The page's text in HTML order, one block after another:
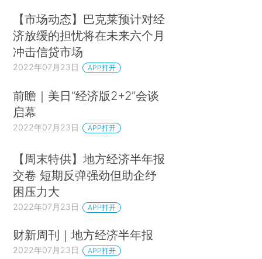
【市场动态】巴克莱预计对经
济放缓的担忧将在未来六个月
冲击信贷市场
2022年07月23日 APP打开
前瞻｜美日“经济版2+2”会谈
启幕
2022年07月23日 APP打开
【周末特供】地方经济半年报
交卷 短期反弹强劲但助企纾
困压力大
2022年07月23日 APP打开
财新周刊｜地方经济半年报
2022年07月23日 APP打开